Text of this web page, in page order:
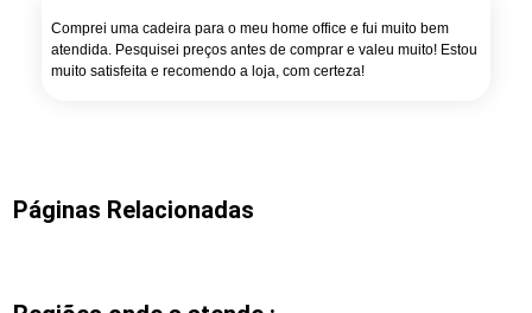
Comprei uma cadeira para o meu home office e fui muito bem
atendida. Pesquisei preços antes de comprar e valeu muito! Estou
muito satisfeita e recomendo a loja, com certeza!
Páginas Relacionadas